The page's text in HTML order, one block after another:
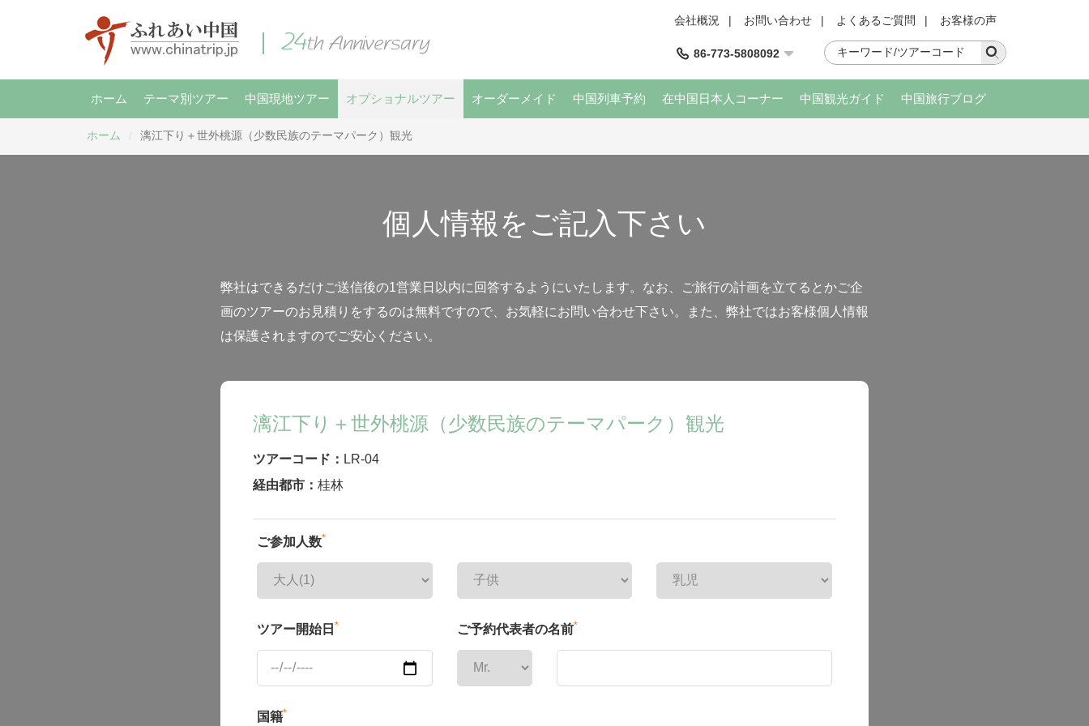
会社概況 | お問い合わせ | よくあるご質問 | お客様の声
86-773-5808092
ホーム テーマ別ツアー 中国現地ツアー オプショナルツアー オーダーメイド 中国列車予約 在中国日本人コーナー 中国観光ガイド 中国旅行ブログ
ホーム 漓江下り＋世外桃源（少数民族のテーマパーク）観光
個人情報をご記入下さい
弊社はできるだけご送信後の1営業日以内に回答するようにいたします。なお、ご旅行の計画を立てるとかご企
画のツアーのお見積りをするのは無料ですので、お気軽にお問い合わせ下さい。また、弊社ではお客様個人情報
は保護されますのでご安心ください。
漓江下り＋世外桃源（少数民族のテーマパーク）観光
ツアーコード： LR-04
経由都市： 桂林
ご参加人数*
ツアー開始日 * ご予約代表者の名前*
国籍*